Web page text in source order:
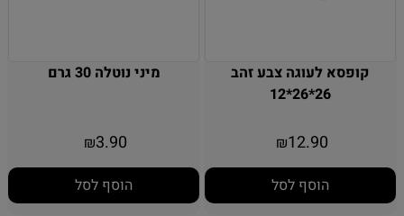
קופסא לעוגה צבע זהב
26*26*12
₪12.90
הוסף לסל
מיני נוטלה 30 גרם
₪3.90
הוסף לסל